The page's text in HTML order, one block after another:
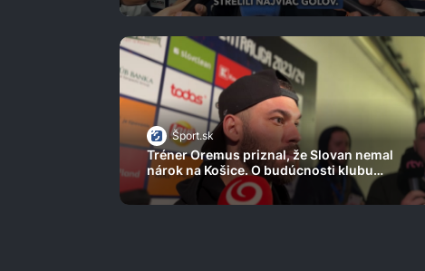
Šport.sk
Tréner Oremus priznal, že Slovan nemal
nárok na Košice. O budúcnosti klubu
zatiaľ nič nevie